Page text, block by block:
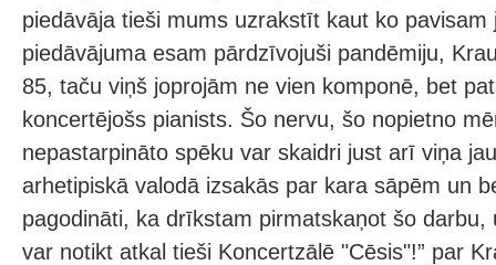
piedāvāja tieši mums uzrakstīt kaut ko
piedāvājuma esam pārdzīvojuši pandēmiju,
85, taču viņš joprojām ne vien komponē, bet
koncertējošs pianists. Šo nervu, šo nopietno
nepastarpināto spēku var skaidri just arī viņa
arhetipiskā valodā izsakās par kara sāpēm un
pagodināti, ka drīkstam pirmatskaņot šo darbu,
var notikt atkal tieši Koncertzālē "Cēsis"!” par